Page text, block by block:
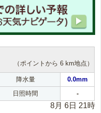
（ポイントから 6 km地点）
降水量
0.0mm
日照時間 -
8月 6日 21時